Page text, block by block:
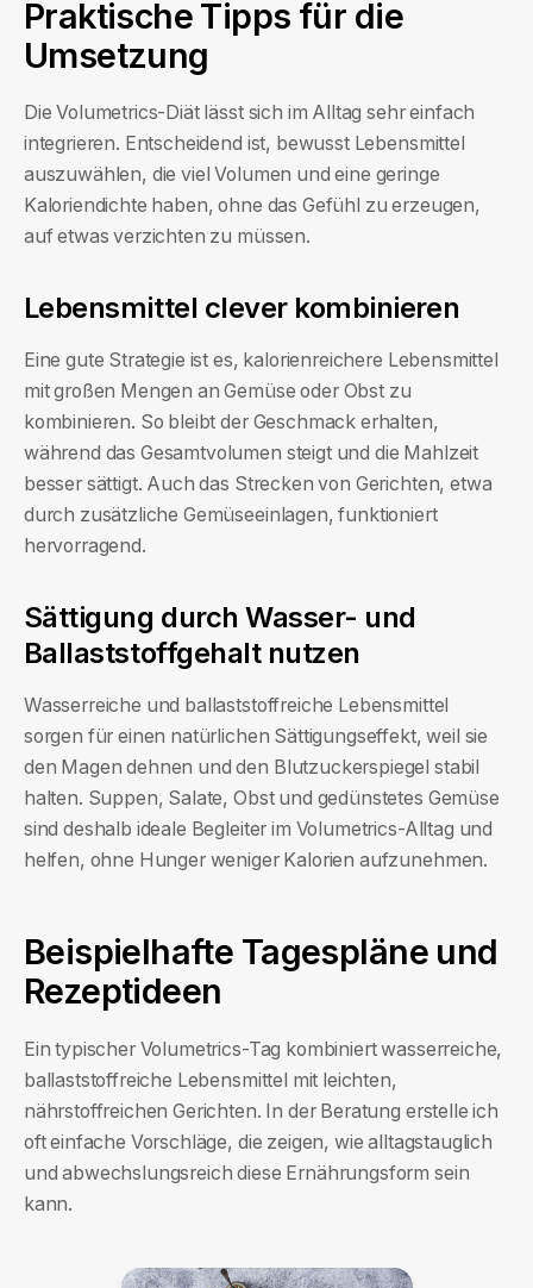
Praktische Tipps für die
Umsetzung
Die Volumetrics-Diät lässt sich im Alltag sehr einfach
integrieren. Entscheidend ist, bewusst Lebensmittel
auszuwählen, die viel Volumen und eine geringe
Kaloriendichte haben, ohne das Gefühl zu erzeugen,
auf etwas verzichten zu müssen.
Lebensmittel clever kombinieren
Eine gute Strategie ist es, kalorienreichere Lebensmittel
mit großen Mengen an Gemüse oder Obst zu
kombinieren. So bleibt der Geschmack erhalten,
während das Gesamtvolumen steigt und die Mahlzeit
besser sättigt. Auch das Strecken von Gerichten, etwa
durch zusätzliche Gemüseeinlagen, funktioniert
hervorragend.
Sättigung durch Wasser- und
Ballaststoffgehalt nutzen
Wasserreiche und ballaststoffreiche Lebensmittel
sorgen für einen natürlichen Sättigungseffekt, weil sie
den Magen dehnen und den Blutzuckerspiegel stabil
halten. Suppen, Salate, Obst und gedünstetes Gemüse
sind deshalb ideale Begleiter im Volumetrics-Alltag und
helfen, ohne Hunger weniger Kalorien aufzunehmen.
Beispielhafte Tagespläne und
Rezeptideen
Ein typischer Volumetrics-Tag kombiniert wasserreiche,
ballaststoffreiche Lebensmittel mit leichten,
nährstoffreichen Gerichten. In der Beratung erstelle ich
oft einfache Vorschläge, die zeigen, wie alltagstauglich
und abwechslungsreich diese Ernährungsform sein
kann.